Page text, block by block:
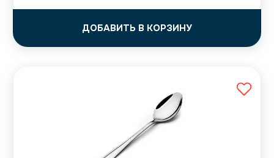
ДОБАВИТЬ В КОРЗИНУ